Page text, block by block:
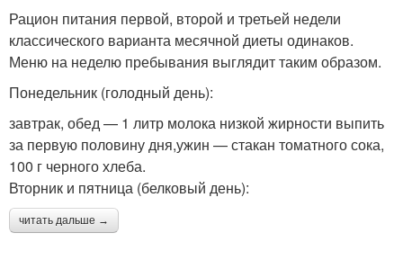
Рацион питания первой, второй и третьей недели
классического варианта месячной диеты одинаков.
Меню на неделю пребывания выглядит таким образом.
Понедельник (голодный день):
завтрак, обед — 1 литр молока низкой жирности выпить
за первую половину дня,ужин — стакан томатного сока,
100 г черного хлеба.
Вторник и пятница (белковый день):
читать дальше →